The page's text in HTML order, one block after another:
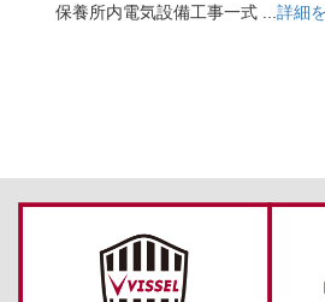
保養所内電気設備工事一式 ... 詳細